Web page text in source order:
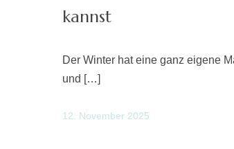
kannst
Der Winter hat eine ganz eigene
und […]
12. November 2025